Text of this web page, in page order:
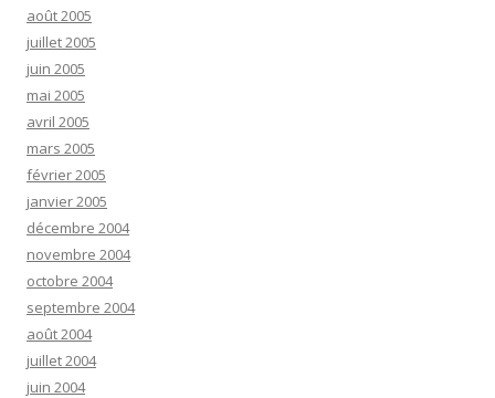
août 2005
juillet 2005
juin 2005
mai 2005
avril 2005
mars 2005
février 2005
janvier 2005
décembre 2004
novembre 2004
octobre 2004
septembre 2004
août 2004
juillet 2004
juin 2004